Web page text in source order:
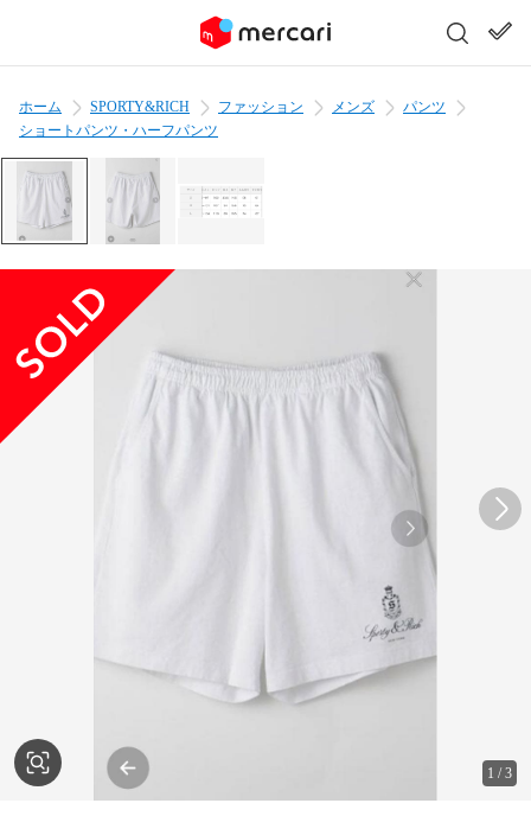
ホーム SPORTY&RICH ファッション メンズ
パンツ
ショートパンツ・ハーフパンツ
1 /3